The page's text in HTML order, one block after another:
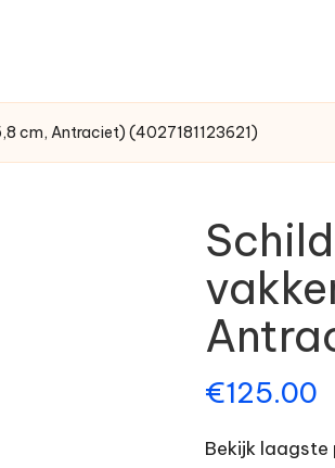
cm, Antraciet) (4027181123621)
€125.00
Bekijk laagste